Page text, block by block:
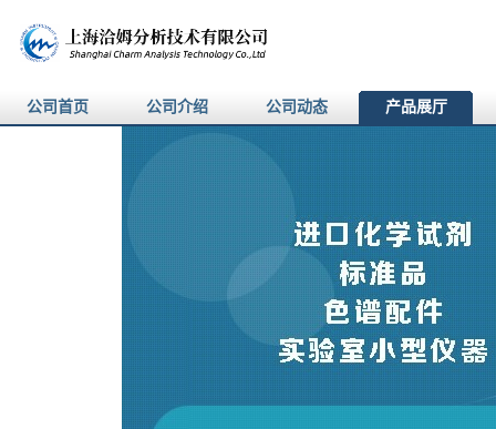
公司首页 公司介绍 公司动态 产品展厅